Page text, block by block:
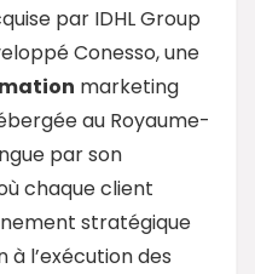
par IDHL Group
Conesso, une
marketing
au Royaume-
par son
chaque client
stratégique
l’exécution des